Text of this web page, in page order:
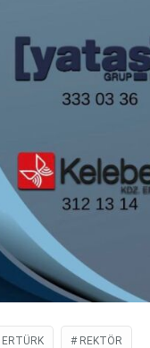
ERTÜRK REKTÖR